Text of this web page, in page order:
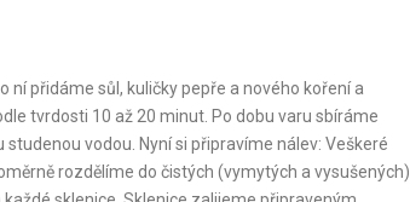
ní přidáme sůl, kuličky pepře a nového koření a
tvrdosti 10 až 20 minut. Po dobu varu sbíráme
vodou. Nyní si připravíme nálev: Veškeré
rozdělíme do čistých (vymytých a vysušených)